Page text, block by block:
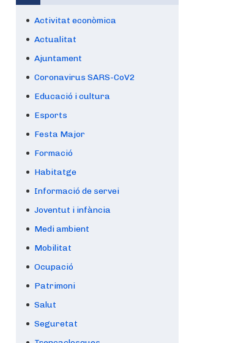
Activitat econòmica
Actualitat
Ajuntament
Coronavirus SARS-CoV2
Educació i cultura
Esports
Festa Major
Formació
Habitatge
Informació de servei
Joventut i infància
Medi ambient
Mobilitat
Ocupació
Patrimoni
Salut
Seguretat